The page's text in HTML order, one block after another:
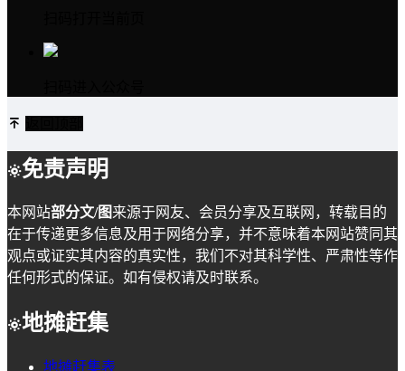
免责声明
本网站部分文/图来源于网友、会员分享及互联网，转载目的
在于传递更多信息及用于网络分享，并不意味着本网站赞同其
观点或证实其内容的真实性，我们不对其科学性、严肃性等作
任何形式的保证。如有侵权请及时联系。
地摊赶集
地摊赶集表